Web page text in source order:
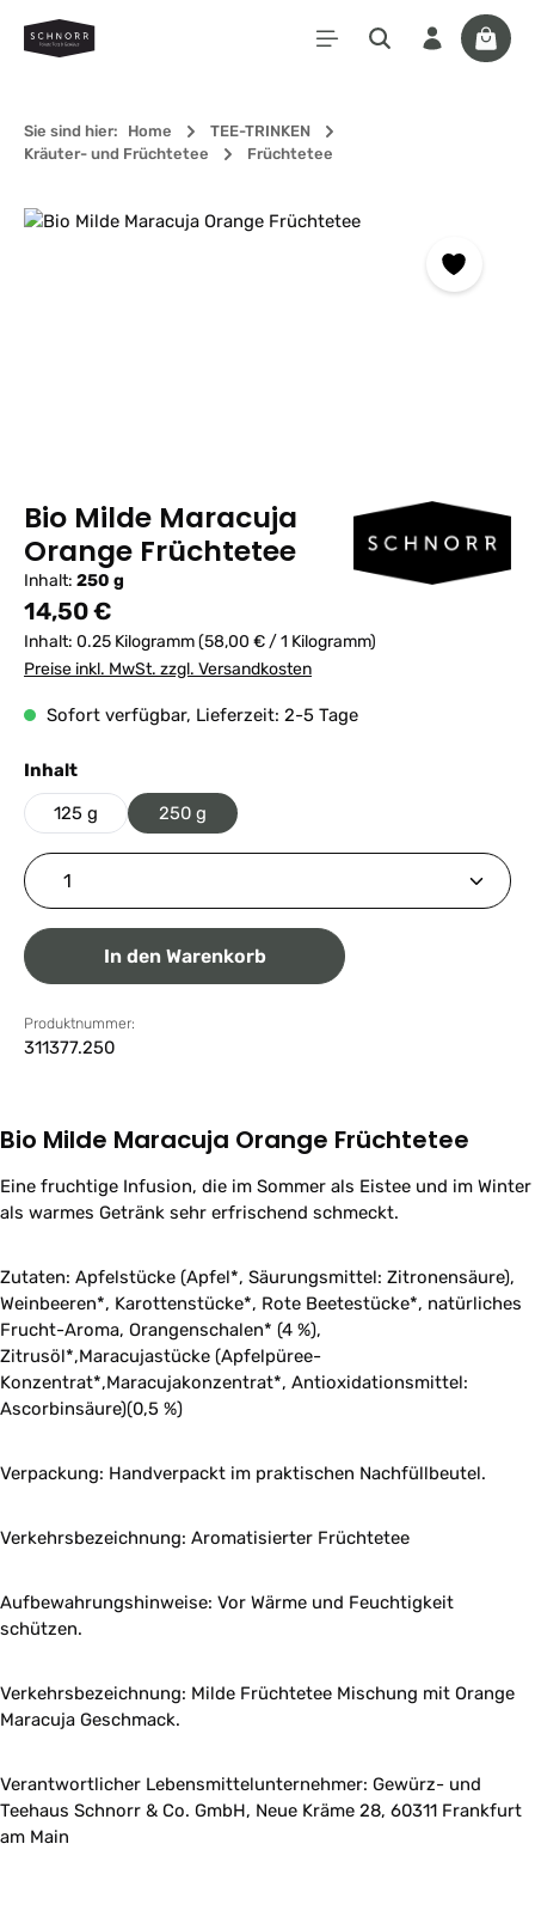
Zum Hauptinhalt springen
Sie sind hier: Home
TEE-TRINKEN
Kräuter- und Früchtetee
Früchtetee
Bildergalerie überspringen
Bio Milde Maracuja
Orange Früchtetee
Inhalt: 250 g
Regulärer Preis:
14,50 €
Inhalt: 0.25 Kilogramm(58,00 € / 1 Kilogramm)
Preise inkl. MwSt. zzgl. Versandkosten
Sofort verfügbar, Lieferzeit: 2-5 Tage
Inhaltauswählen
125 g 250 g
Produkt Anzahl: Gib den gewünschten Wert ein
In den Warenkorb
Produktnummer:
311377.250
Bio Milde Maracuja Orange Früchtetee
Eine fruchtige Infusion, die im Sommer als Eistee und im Winter
als warmes Getränk sehr erfrischend schmeckt.
Zutaten: Apfelstücke (Apfel*, Säurungsmittel: Zitronensäure),
Weinbeeren*, Karottenstücke*, Rote Beetestücke*, natürliches
Frucht-Aroma, Orangenschalen* (4 %),
Zitrusöl*,Maracujastücke (Apfelpüree-
Konzentrat*,Maracujakonzentrat*, Antioxidationsmittel:
Ascorbinsäure)(0,5 %)
Verpackung: Handverpackt im praktischen Nachfüllbeutel.
Verkehrsbezeichnung: Aromatisierter Früchtetee
Aufbewahrungshinweise: Vor Wärme und Feuchtigkeit
schützen.
Verkehrsbezeichnung: Milde Früchtetee Mischung mit Orange
Maracuja Geschmack.
Verantwortlicher Lebensmittelunternehmer: Gewürz- und
Teehaus Schnorr & Co. GmbH, Neue Kräme 28, 60311 Frankfurt
am Main